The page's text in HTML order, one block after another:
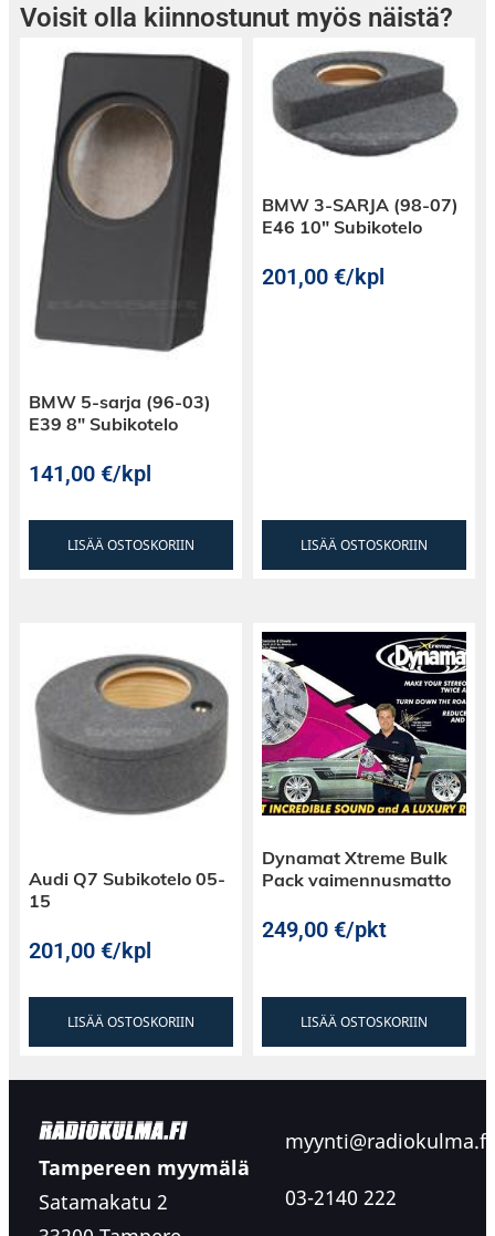
Voisit olla kiinnostunut myös näistä?
BMW 5-sarja (96-03)
E39 8″ Subikotelo
141,00€/kpl
LISÄÄ OSTOSKORIIN
BMW 3-SARJA (98-07)
E46 10″ Subikotelo
201,00€/kpl
LISÄÄ OSTOSKORIIN
Audi Q7 Subikotelo 05-
15
201,00€/kpl
LISÄÄ OSTOSKORIIN
Dynamat Xtreme Bulk
Pack vaimennusmatto
249,00€/pkt
LISÄÄ OSTOSKORIIN
Tampereen myymälä
Satamakatu 2
myynti@radiokulma.fi
03-2140 222